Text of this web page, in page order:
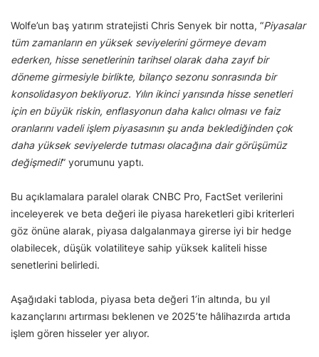
Wolfe’un baş yatırım stratejisti Chris Senyek bir notta, “Piyasalar
tüm zamanların en yüksek seviyelerini görmeye devam
ederken, hisse senetlerinin tarihsel olarak daha zayıf bir
döneme girmesiyle birlikte, bilanço sezonu sonrasında bir
konsolidasyon bekliyoruz. Yılın ikinci yarısında hisse senetleri
için en büyük riskin, enflasyonun daha kalıcı olması ve faiz
oranlarını vadeli işlem piyasasının şu anda beklediğinden çok
daha yüksek seviyelerde tutması olacağına dair görüşümüz
değişmedi!” yorumunu yaptı.
Bu açıklamalara paralel olarak CNBC Pro, FactSet verilerini
inceleyerek ve beta değeri ile piyasa hareketleri gibi kriterleri
göz önüne alarak, piyasa dalgalanmaya girerse iyi bir hedge
olabilecek, düşük volatiliteye sahip yüksek kaliteli hisse
senetlerini belirledi.
Aşağıdaki tabloda, piyasa beta değeri 1’in altında, bu yıl
kazançlarını artırması beklenen ve 2025’te hâlihazırda artıda
işlem gören hisseler yer alıyor.